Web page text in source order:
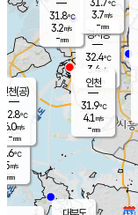
의도
℃
m/s
mm
경서동
32.4℃
3.4 m/s
-mm
31.8℃
3.2m/s
-mm
31.7℃
3.7m/s
-mm
인천(공)
32.8℃
6.0m/s
-mm
인천
31.9℃
4.1 m/s
-mm